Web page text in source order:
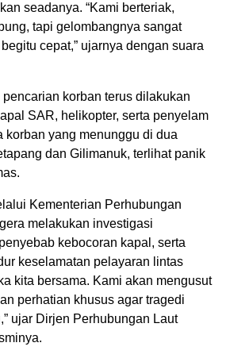
seadanya. “Kami berteriak,
tapi gelombangnya sangat
cepat,” ujarnya dengan suara
korban terus dilakukan
SAR, helikopter, serta penyelam
korban yang menunggu di dua
dan Gilimanuk, terlihat panik
Kementerian Perhubungan
melakukan investigasi
kebocoran kapal, serta
keselamatan pelayaran lintas
kita bersama. Kami akan mengusut
perhatian khusus agar tragedi
ujar Dirjen Perhubungan Laut